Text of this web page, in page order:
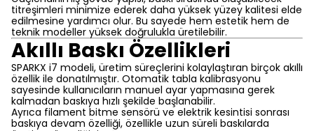
titreşimleri minimize ederek daha yüksek yüzey kalitesi elde
edilmesine yardımcı olur. Bu sayede hem estetik hem de
teknik modeller yüksek doğrulukla üretilebilir.
Akıllı Baskı Özellikleri
SPARKX i7 modeli, üretim süreçlerini kolaylaştıran birçok akıllı
özellik ile donatılmıştır. Otomatik tabla kalibrasyonu
sayesinde kullanıcıların manuel ayar yapmasına gerek
kalmadan baskıya hızlı şekilde başlanabilir.
Ayrıca filament bitme sensörü ve elektrik kesintisi sonrası
baskıya devam özelliği, özellikle uzun süreli baskılarda